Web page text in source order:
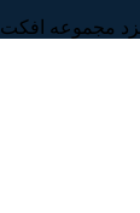
24 محفوظ میباشد.